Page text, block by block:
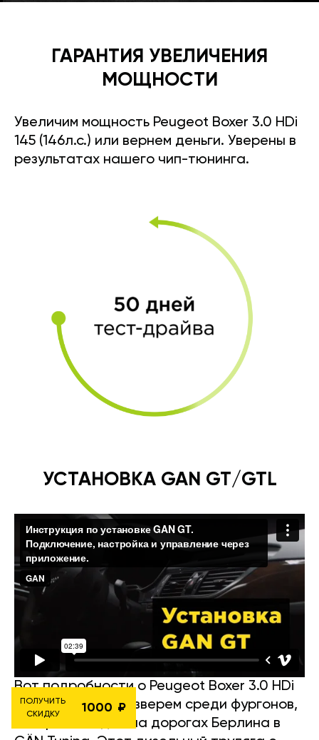
ГАРАНТИЯ УВЕЛИЧЕНИЯ
МОЩНОСТИ
Увеличим мощность Peugeot Boxer 3.0 HDi
145 (146л.с.) или вернем деньги. Уверены в
результатах нашего чип-тюнинга.
УСТАНОВКА GAN GT/GTL
Вот подробности о Peugeot Boxer 3.0 HDi
145 — настоящим зверем среди фургонов,
который я видел на дорогах Берлина в
ПОЛУЧИТЬ
СКИДКУ
1000